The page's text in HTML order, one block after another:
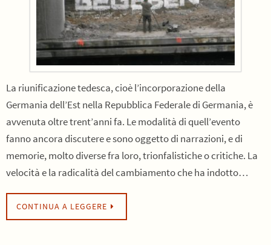
La riunificazione tedesca, cioè l’incorporazione della
Germania dell’Est nella Repubblica Federale di Germania, è
avvenuta oltre trent’anni fa. Le modalità di quell’evento
fanno ancora discutere e sono oggetto di narrazioni, e di
memorie, molto diverse fra loro, trionfalistiche o critiche. La
velocità e la radicalità del cambiamento che ha indotto…
CONTINUA A LEGGERE